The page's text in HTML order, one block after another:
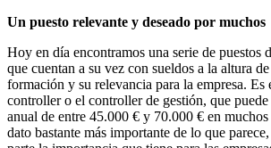
Un puesto relevante y deseado por muchos
Hoy en día encontramos una serie de puestos
que cuentan a su vez con sueldos a la altura
formación y su relevancia para la empresa. Es
controller o el controller de gestión, que
anual de entre 45.000 € y 70.000 € en muchos
dato bastante más importante de lo que